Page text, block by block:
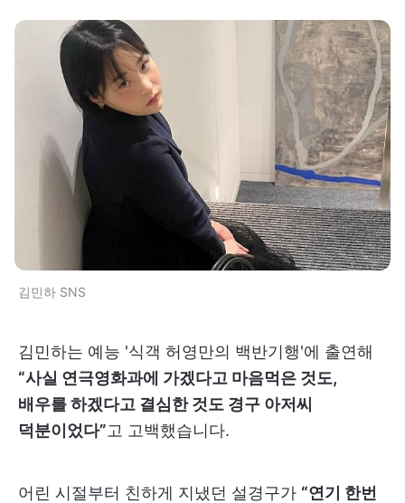
김민하 SNS
김민하는 예능 '식객 허영만의 백반기행'에 출연해
“사실 연극영화과에 가겠다고 마음먹은 것도,
배우를 하겠다고 결심한 것도 경구 아저씨
덕분이었다”고 고백했습니다.
어린 시절부터 친하게 지냈던 설경구가 “연기 한번